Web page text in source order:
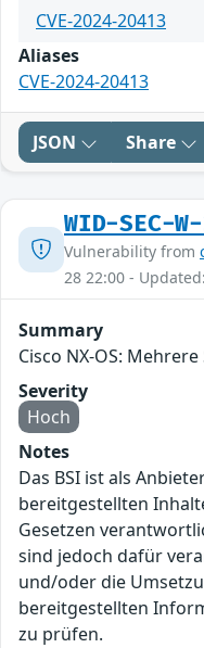
CVE-2024-20413
Aliases
CVE-2024-20413
JSON Share
WID-SEC-
Vulnerability from
28 22:00 -
Summary
Cisco NX-OS:
Severity
Hoch
Notes
Das BSI ist als
bereitgestellten
Gesetzen
sind jedoch dafür
und/oder die
bereitgestellten
zu prüfen.